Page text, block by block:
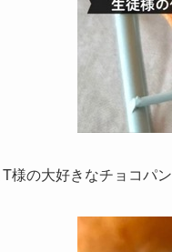
様の大好きなチョコパン